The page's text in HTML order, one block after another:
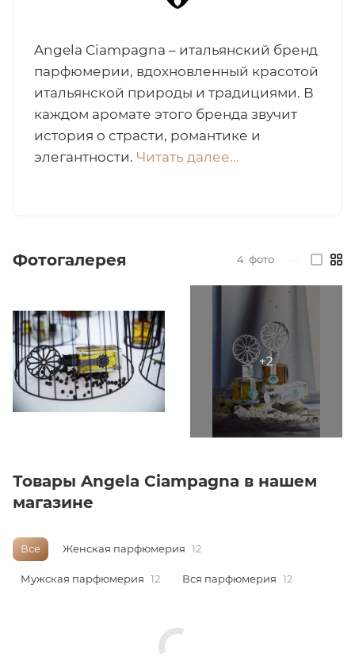
Арабская
Angela Ciampagna – итальянский бренд
парфюмерии, вдохновленный красотой
итальянской природы и традициями. В
каждом аромате этого бренда звучит
история о страсти, романтике и
элегантности. Читать далее...
Фотогалерея 4 фото
Товары Angela Ciampagna в нашем
магазине
Все Женская парфюмерия 12
Мужская парфюмерия 12 Вся парфюмерия 12